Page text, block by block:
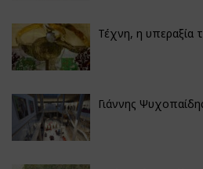
Τέχνη, η υπεραξία
Γιάννης